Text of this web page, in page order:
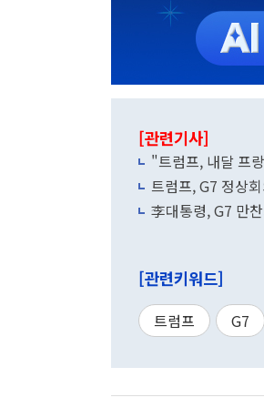
[관련기사]
"트럼프, 내달 프
트럼프, G7 정상
李대통령, G7 만
[관련키워드]
트럼프 G7